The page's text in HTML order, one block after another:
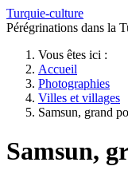
Turquie-culture
Pérégrinations dans la
Vous êtes ici :
Accueil
Photographies
Villes et villages
Samsun, grand
Samsun,